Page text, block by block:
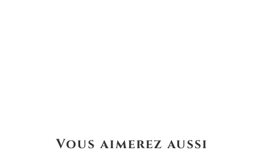
Vous aimerez aussi